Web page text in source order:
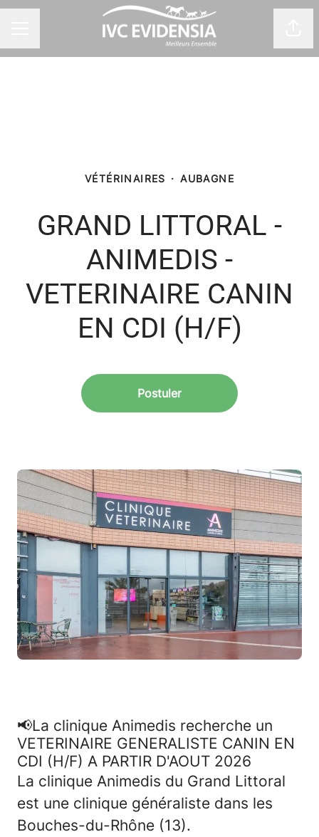
VÉTÉRINAIRES · AUBAGNE
GRAND LITTORAL -
ANIMEDIS -
VETERINAIRE CANIN
EN CDI (H/F)
Postuler
📢La clinique Animedis recherche un
VETERINAIRE GENERALISTE CANIN EN
CDI (H/F) A PARTIR D'AOUT 2026
La clinique Animedis du Grand Littoral
est une clinique généraliste dans les
Bouches-du-Rhône (13).